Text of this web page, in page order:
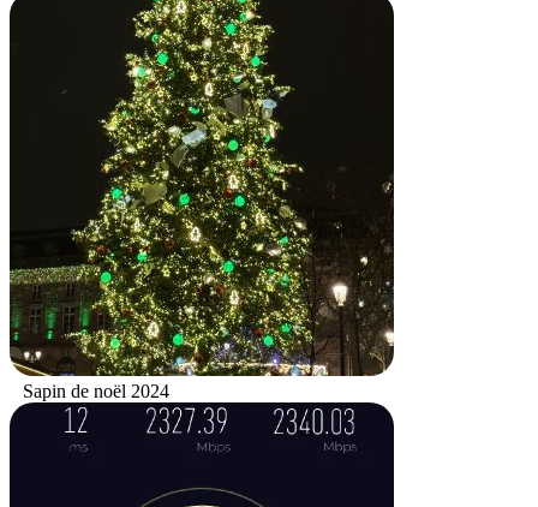
Sapin de noël 2024